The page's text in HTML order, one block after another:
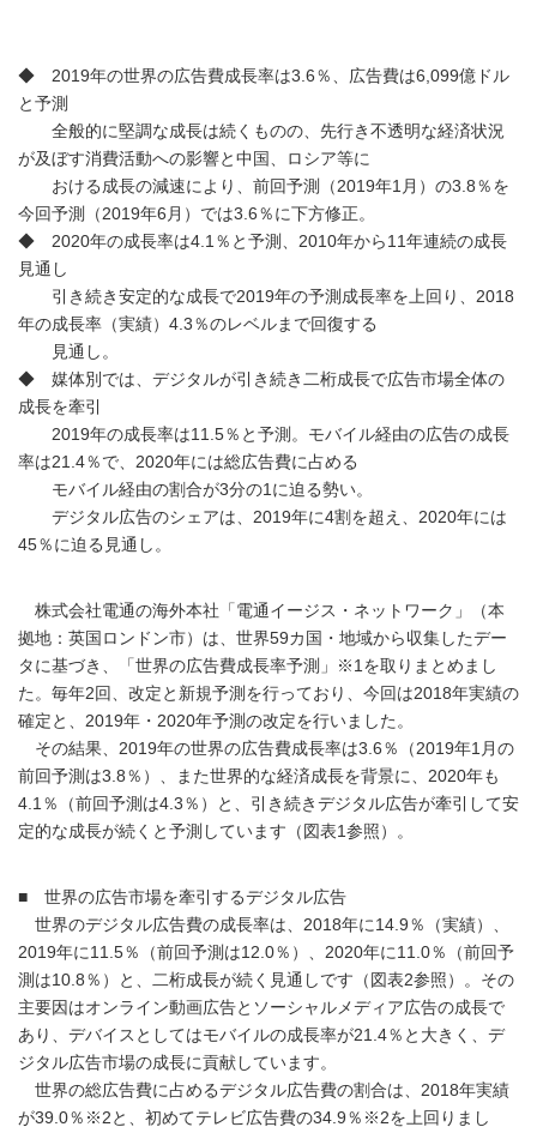
◆ 2019年の世界の広告費成長率は3.6％、広告費は6,099億ドル
と予測
全般的に堅調な成長は続くものの、先行き不透明な経済状況
が及ぼす消費活動への影響と中国、ロシア等に
おける成長の減速により、前回予測（2019年1月）の3.8％を
今回予測（2019年6月）では3.6％に下方修正。
◆ 2020年の成長率は4.1％と予測、2010年から11年連続の成長
見通し
引き続き安定的な成長で2019年の予測成長率を上回り、2018
年の成長率（実績）4.3％のレベルまで回復する
見通し。
◆ 媒体別では、デジタルが引き続き二桁成長で広告市場全体の
成長を牽引
2019年の成長率は11.5％と予測。モバイル経由の広告の成長
率は21.4％で、2020年には総広告費に占める
モバイル経由の割合が3分の1に迫る勢い。
デジタル広告のシェアは、2019年に4割を超え、2020年には
45％に迫る見通し。
株式会社電通の海外本社「電通イージス・ネットワーク」（本
拠地：英国ロンドン市）は、世界59カ国・地域から収集したデー
タに基づき、「世界の広告費成長率予測」※1を取りまとめまし
た。毎年2回、改定と新規予測を行っており、今回は2018年実績の
確定と、2019年・2020年予測の改定を行いました。
その結果、2019年の世界の広告費成長率は3.6％（2019年1月の
前回予測は3.8％）、また世界的な経済成長を背景に、2020年も
4.1％（前回予測は4.3％）と、引き続きデジタル広告が牽引して安
定的な成長が続くと予測しています（図表1参照）。
■ 世界の広告市場を牽引するデジタル広告
世界のデジタル広告費の成長率は、2018年に14.9％（実績）、
2019年に11.5％（前回予測は12.0％）、2020年に11.0％（前回予
測は10.8％）と、二桁成長が続く見通しです（図表2参照）。その
主要因はオンライン動画広告とソーシャルメディア広告の成長で
あり、デバイスとしてはモバイルの成長率が21.4％と大きく、デ
ジタル広告市場の成長に貢献しています。
世界の総広告費に占めるデジタル広告費の割合は、2018年実績
が39.0％※2と、初めてテレビ広告費の34.9％※2を上回りまし